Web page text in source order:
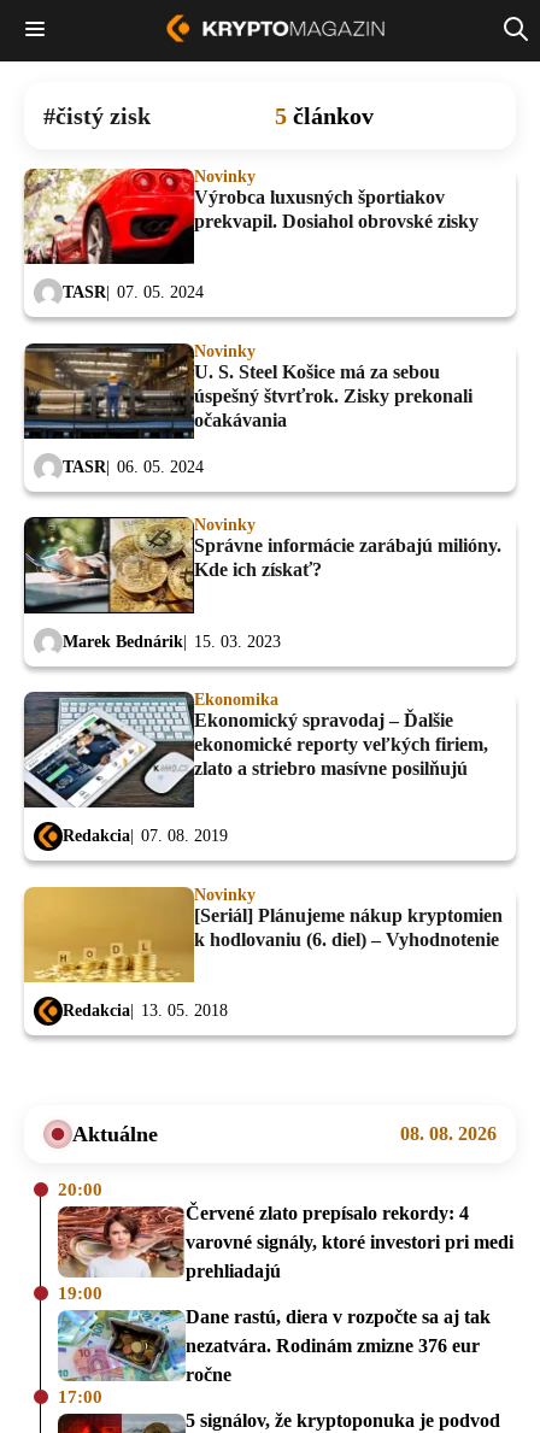
čistý zisk 5 článkov
Novinky
Výrobca luxusných športiakov
prekvapil. Dosiahol obrovské zisky
TASR 07. 05. 2024
Novinky
U. S. Steel Košice má za sebou
úspešný štvrťrok. Zisky prekonali
očakávania
TASR 06. 05. 2024
Novinky
Správne informácie zarábajú milióny.
Kde ich získať?
Marek Bednárik 15. 03. 2023
Ekonomika
Ekonomický spravodaj – Ďalšie
ekonomické reporty veľkých firiem,
zlato a striebro masívne posilňujú
Redakcia 07. 08. 2019
Novinky
[Seriál] Plánujeme nákup kryptomien
k hodlovaniu (6. diel) – Vyhodnotenie
Redakcia 13. 05. 2018
Aktuálne 08. 08. 2026
20:00
Červené zlato prepísalo rekordy: 4
varovné signály, ktoré investori pri medi
prehliadajú
19:00
Dane rastú, diera v rozpočte sa aj tak
nezatvára. Rodinám zmizne 376 eur
ročne
17:00
5 signálov, že kryptoponuka je podvod